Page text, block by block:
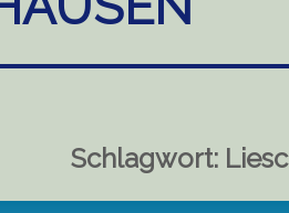
Schlagwort: